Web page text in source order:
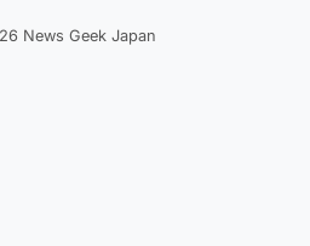
News Geek Japan